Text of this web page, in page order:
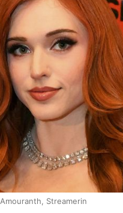
Amouranth, Streamerin